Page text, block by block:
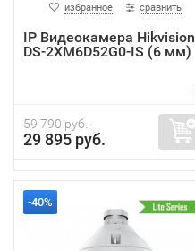
избранное сравнить
IP Видеокамера Hikvision
DS-2XM6D52G0-IS (6 мм)
59 790 руб.
29 895 руб.
-40%